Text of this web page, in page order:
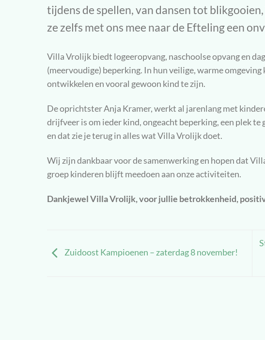
tijdens de spellen, van dansen tot
ze zelfs met ons mee naar de Efteling een
Villa Vrolijk biedt logeeropvang, naschoolse opvang en
(meervoudige) beperking. In hun veilige, warme
ontwikkelen en vooral gewoon kind te zijn.
De oprichtster Anja Kramer, werkt al jarenlang met
drijfveer is om ieder kind, ongeacht beperking, een plek
en dat zie je terug in alles wat Villa Vrolijk doet.
Wij zijn dankbaar voor de samenwerking en hopen dat
groep kinderen blijft meedoen aan onze activiteiten.
Dankjewel Villa Vrolijk, voor jullie betrokkenheid,
Zuidoost Kampioenen – zaterdag 8 november!